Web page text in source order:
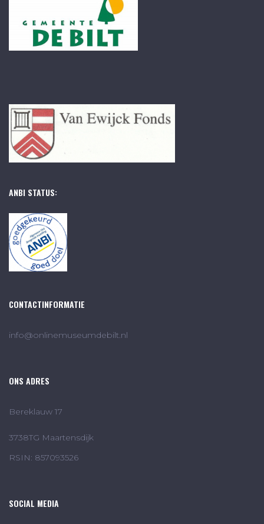
ANBI STATUS:
CONTACTINFORMATIE
info@onlinemuseumdebilt.nl
ONS ADRES
Bereklauw 17
3738TG Maartensdijk
RSIN: 857093526
SOCIAL MEDIA